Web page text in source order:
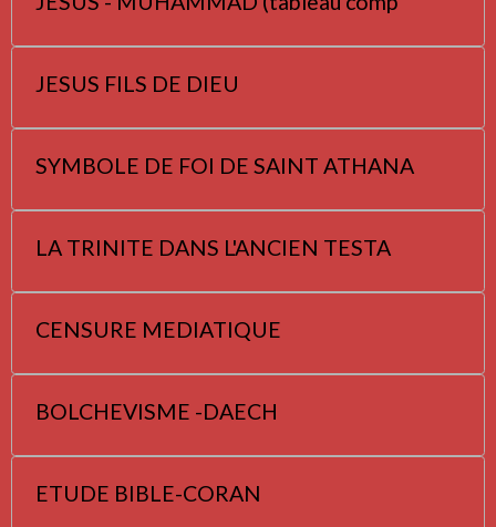
JESUS FILS DE DIEU
SYMBOLE DE FOI DE SAINT ATHANA
LA TRINITE DANS L'ANCIEN TESTA
CENSURE MEDIATIQUE
BOLCHEVISME -DAECH
ETUDE BIBLE-CORAN